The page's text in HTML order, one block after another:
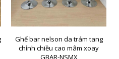
Ghế bar nelson da trám tang
chỉnh chiều cao mâm xoay
GBAR-NSMX